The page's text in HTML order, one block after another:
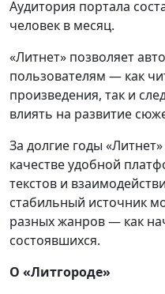
Аудитория портала
человек в месяц.
«Литнет» позволяет
пользователям — как
произведения, так и
влиять на развитие
За долгие годы
качестве удобной
текстов и
стабильный источник
разных жанров — как
состоявшихся.
О «Литгороде»